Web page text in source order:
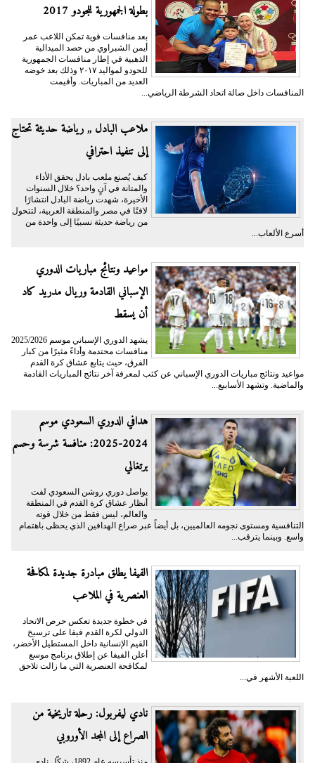
بطولة الجمهورية للجودو 2017
بعد منافسات قوية تمكن اللاعب عمر
أيمن الشبراوي من حصد الميدالية
الذهبية في إطار منافسات الجمهورية
للحودو لمواليد ٢٠١٧ وذلك بعد خوضه
العديد من المباريات. وأقيمت
المنافسات داخل صالة اتحاد الشرطة الرياضي...
ملاعب البادل ,, رياضة حديثة تحتاج
إلى تنفيذ احترافي
كيف يُصنع ملعب بادل يحقق الأداء
والمتانة في آنٍ واحد؟ خلال السنوات
الأخيرة، شهدت رياضة البادل انتشارًا
لافتًا في مصر والمنطقة العربية، لتتحول
من رياضة حديثة نسبيًا إلى واحدة من
أسرع الألعاب...
مواعيد ونتائج مباريات الدوري
الإسباني القادمة وريال مدريد كاد
أن يسقط
يشهد الدوري الإسباني موسم 2025/2026
منافسات محتدمة وأداءً مثيرًا من كبار
الفرق، حيث يتابع عشاق كرة القدم
مواعيد ونتائج مباريات الدوري الإسباني عن كثب لمعرفة آخر نتائج المباريات القادمة
والماضية. وتشهد الأسابيع...
هدافي الدوري السعودي موسم
2024-2025: منافسة شرسة وحسم
برتغالي
يواصل دوري روشن السعودي لفت
أنظار عشاق كرة القدم في المنطقة
والعالم، ليس فقط من خلال قوته
التنافسية ومستوى نجومه العالميين، بل أيضاً عبر صراع الهدافين الذي يحظى باهتمام
واسع. وبينما يترقب...
الفيفا يطلق مبادرة جديدة لمكافحة
العنصرية في الملاعب
في خطوة جديدة تعكس حرص الاتحاد
الدولي لكرة القدم فيفا على ترسيخ
القيم الإنسانية داخل المستطيل الأخضر،
أعلن الفيفا عن إطلاق برنامج موسع
لمكافحة العنصرية التي ما زالت تلاحق
اللعبة الأشهر في...
نادي ليفربول: رحلة تاريخية من
الصراع إلى المجد الأوروبي